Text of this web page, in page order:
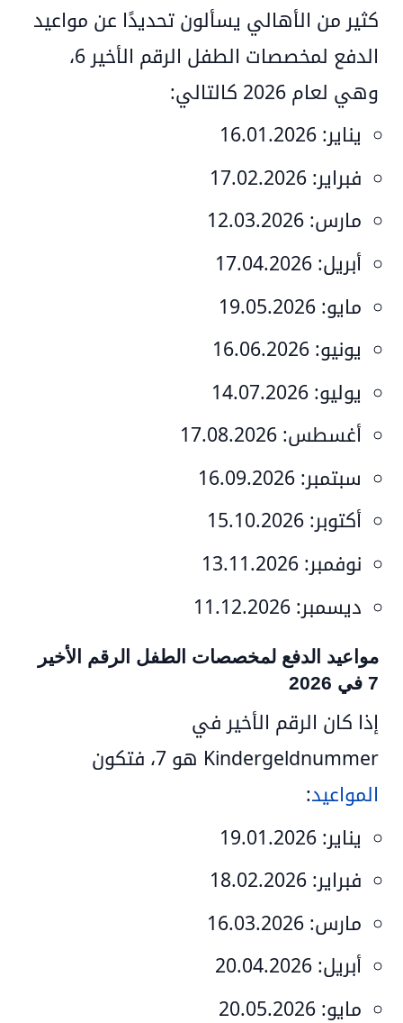
كثير من الأهالي يسألون تحديدًا عن مواعيد
الدفع لمخصصات الطفل الرقم الأخير 6
،
وهي لعام 2026 كالتالي:
يناير: 16.01.2026
فبراير: 17.02.2026
مارس: 12.03.2026
أبريل: 17.04.2026
مايو: 19.05.2026
يونيو: 16.06.2026
يوليو: 14.07.2026
أغسطس: 17.08.2026
سبتمبر: 16.09.2026
أكتوبر: 15.10.2026
نوفمبر: 13.11.2026
ديسمبر: 11.12.2026
مواعيد الدفع لمخصصات الطفل الرقم الأخير
7 في 2026
إذا كان الرقم الأخير في
Kindergeldnummer هو
7، فتكون
المواعيد:
يناير: 19.01.2026
فبراير: 18.02.2026
مارس: 16.03.2026
أبريل: 20.04.2026
مايو: 20.05.2026